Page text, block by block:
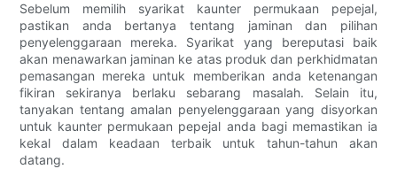
Sebelum memilih syarikat kaunter permukaan pepejal,
pastikan anda bertanya tentang jaminan dan pilihan
penyelenggaraan mereka. Syarikat yang bereputasi baik
akan menawarkan jaminan ke atas produk dan perkhidmatan
pemasangan mereka untuk memberikan anda ketenangan
fikiran sekiranya berlaku sebarang masalah. Selain itu,
tanyakan tentang amalan penyelenggaraan yang disyorkan
untuk kaunter permukaan pepejal anda bagi memastikan ia
kekal dalam keadaan terbaik untuk tahun-tahun akan
datang.